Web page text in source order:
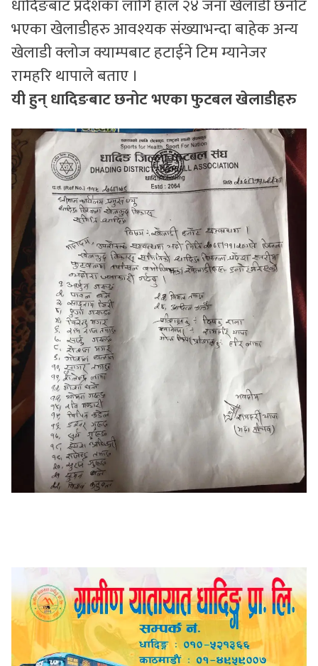
धादिङबाट प्रदेशका लागि हाल २४ जना खेलाडी छनोट
भएका खेलाडीहरु आवश्यक संख्याभन्दा बाहेक अन्य
खेलाडी क्लोज क्याम्पबाट हटाईने टिम म्यानेजर
रामहरि थापाले बताए ।
यी हुन् धादिङबाट छनोट भएका फुटबल खेलाडीहरु